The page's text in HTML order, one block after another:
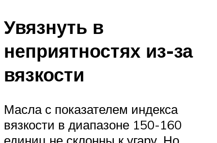
Увязнуть в
неприятностях из-за
вязкости
Масла с показателем индекса
вязкости в диапазоне 150-160